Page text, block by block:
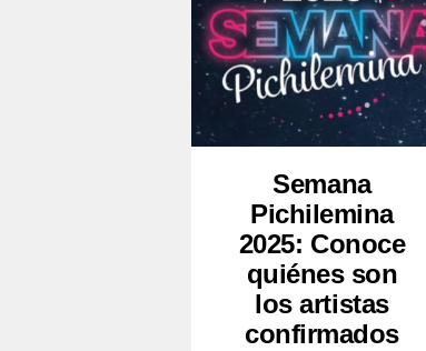
Semana
Pichilemina
2025: Conoce
quiénes son
los artistas
confirmados